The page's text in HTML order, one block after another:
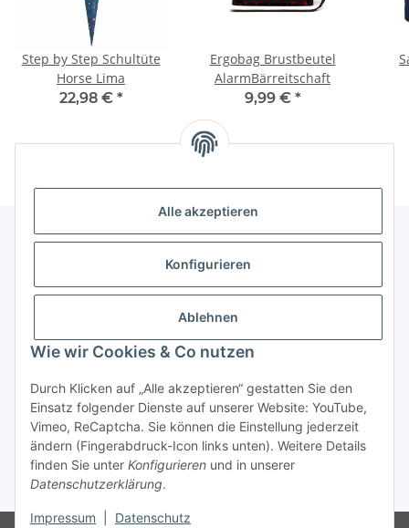
Alle akzeptieren
Konfigurieren
Ablehnen
Wie wir Cookies & Co nutzen
Durch Klicken auf „Alle akzeptieren“ gestatten Sie den
Einsatz folgender Dienste auf unserer Website: YouTube,
Vimeo, ReCaptcha. Sie können die Einstellung jederzeit
ändern (Fingerabdruck-Icon links unten). Weitere Details
finden Sie unter Konfigurieren und in unserer
Datenschutzerklärung.
Impressum Datenschutz
Step by Step Schultüte
Horse Lima
22,98 € *
Ergobag Brustbeutel
AlarmBärreitschaft
9,99 € *
Gesetzliche Informationen
Vertrag widerrufen
* Alle Preise inkl. gesetzlicher USt., zzgl.